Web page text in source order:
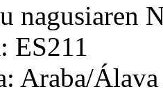
nagusiaren
ES211
Araba/Álava